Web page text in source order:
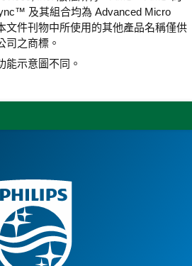
及其組合均為 Advanced Micro
文件刊物中所使用的其他產品名稱僅供
司之商標。
能示意圖不同。